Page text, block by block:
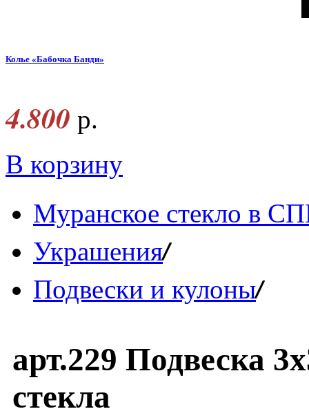
Колье «Бабочка Банди»
4.800 р.
В корзину
Муранское стекло в
Украшения/
Подвески и кулоны/
арт.229 Подвеска
стекла